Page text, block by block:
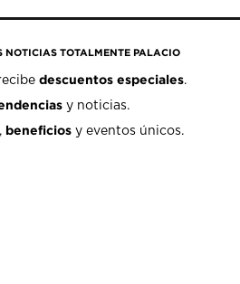
NOTICIAS TOTALMENTE PALACIO
descuentos especiales.
y noticias.
beneficios y eventos únicos.